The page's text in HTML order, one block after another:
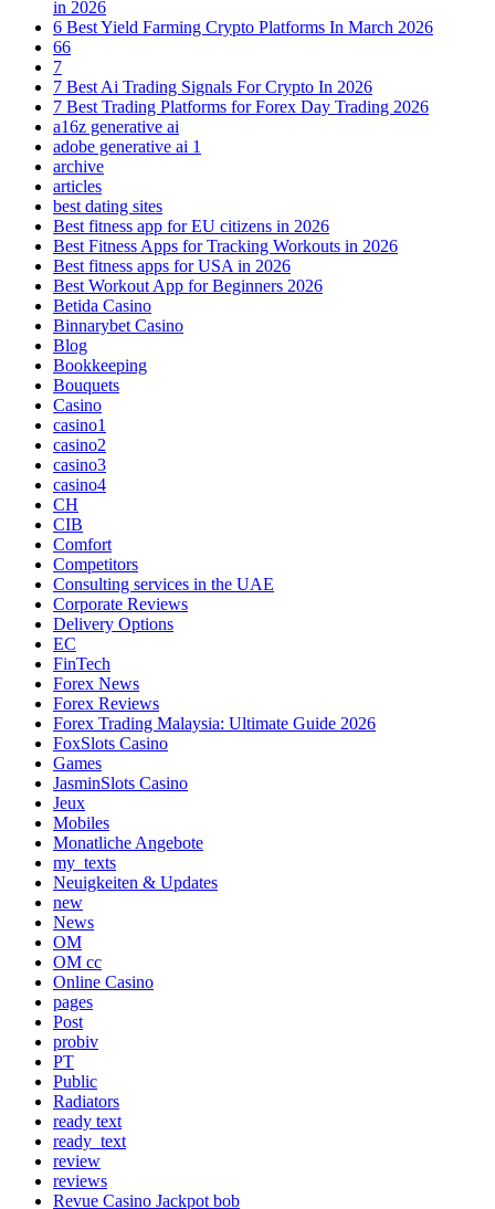
in 2026
6 Best Yield Farming Crypto Platforms In March 2026
66
7
7 Best Ai Trading Signals For Crypto In 2026
7 Best Trading Platforms for Forex Day Trading 2026
a16z generative ai
adobe generative ai 1
archive
articles
best dating sites
Best fitness app for EU citizens in 2026
Best Fitness Apps for Tracking Workouts in 2026
Best fitness apps for USA in 2026
Best Workout App for Beginners 2026
Betida Casino
Binnarybet Casino
Blog
Bookkeeping
Bouquets
Casino
casino1
casino2
casino3
casino4
CH
CIB
Comfort
Competitors
Consulting services in the UAE
Corporate Reviews
Delivery Options
EC
FinTech
Forex News
Forex Reviews
Forex Trading Malaysia: Ultimate Guide 2026
FoxSlots Casino
Games
JasminSlots Casino
Jeux
Mobiles
Monatliche Angebote
my_texts
Neuigkeiten & Updates
new
News
OM
OM cc
Online Casino
pages
Post
probiv
PT
Public
Radiators
ready text
ready_text
review
reviews
Revue Casino Jackpot bob